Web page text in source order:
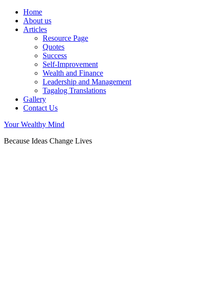
Home
About us
Articles
Resource Page
Quotes
Success
Self-Improvement
Wealth and Finance
Leadership and Management
Tagalog Translations
Gallery
Contact Us
Your Wealthy Mind
Because Ideas Change Lives